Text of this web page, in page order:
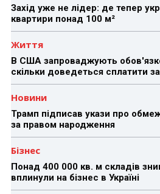
Захід уже не лідер: де тепер
квартири понад 100 м²
Життя
В США запроваджують
скільки доведеться сплатити за
Новини
Трамп підписав укази про
за правом народження
Бізнес
Понад 400 000 кв. м складів
вплинули на бізнес в Україні